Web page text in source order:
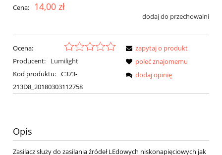
Cena: 14,00 zł
dodaj do przechowalni
Ocena:
Producent:
Lumilight
Kod produktu: C373-
213D8_20180303112758
zapytaj o produkt
poleć znajomemu
dodaj opinię
Opis
Zasilacz służy do zasilania źródeł LEdowych niskonapięciowych jak